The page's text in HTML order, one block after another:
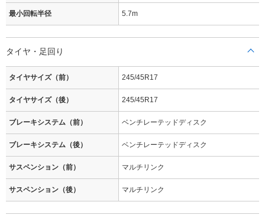
最小回転半径 5.7m
タイヤ・足回り
タイヤサイズ（前） 245/45R17
タイヤサイズ（後） 245/45R17
ブレーキシステム（前） ベンチレーテッドディスク
ブレーキシステム（後） ベンチレーテッドディスク
サスペンション（前） マルチリンク
サスペンション（後） マルチリンク